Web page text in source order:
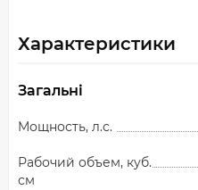
Характеристики
Загальні
Мощность, л.с.
Рабочий объем, куб.
см